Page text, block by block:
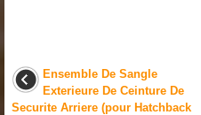
Ensemble De Sangle
Exterieure De Ceinture De
Securite Arriere (pour Hatchback